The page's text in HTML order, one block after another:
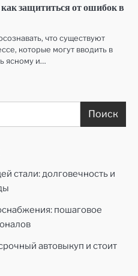
защититься от ошибок в
что существуют
которые могут вводить в
ясному и…
Поиск
стали: долговечность и
пошаговое
автовыкуп и стоит